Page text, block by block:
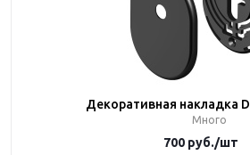
Декоративная накладка
Много
700руб./шт